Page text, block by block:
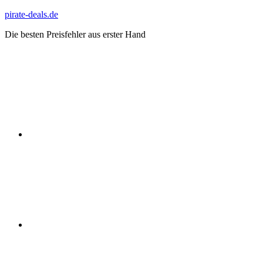
Zum
springen
pirate-deals.de
Die besten Preisfehler aus erster Hand